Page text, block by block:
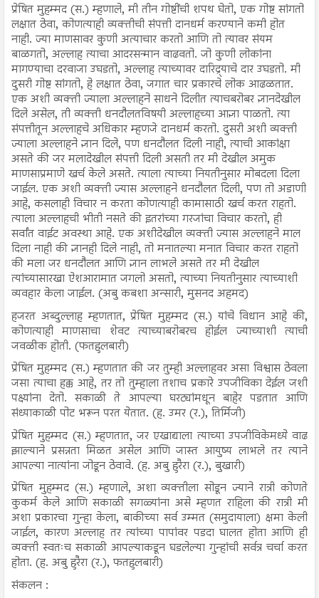
प्रेषित मुहम्मद (स.) म्हणाले, मी तीन गोष्टींची शपथ घेतो, एक गोष्ट सांगतो
लक्षात ठेवा, कोणत्याही व्यक्तीची संपत्ती दानधर्म करण्याने कमी होत
नाही. ज्या माणसावर कुणी अत्याचार करतो आणि तो त्यावर संयम
बाळगतो, अल्लाह त्याचा आदरसन्मान वाढवतो. जो कुणी लोकांना
मागण्याचा दरवाजा उघडतो, अल्लाह त्याच्यावर दारिद्र्याचे दार उघडतो. मी
दुसरी गोष्ट सांगतो, हे लक्षात ठेवा, जगात चार प्रकारचे लोक आढळतात.
एक अशी व्यक्ती ज्याला अल्लाहने साधने दिलीत त्याचबरोबर ज्ञानदेखील
दिले असेल, ती व्यक्ती धनदौलतविषयी अल्लाहच्या आज्ञा पाळतो. त्या
संपत्तीतून अल्लाहचे अधिकार म्हणजे दानधर्म करतो. दुसरी अशी व्यक्ती
ज्याला अल्लाहने ज्ञान दिले, पण धनदौलत दिली नाही, त्याची आकांक्षा
असते की जर मलादेखील संपत्ती दिली असती तर मी देखील अमुक
माणसाप्रमाणे खर्च केले असते. त्याला त्याच्या नियतीनुसार मोबदला दिला
जाईल. एक अशी व्यक्ती ज्यास अल्लाहने धनदौलत दिली, पण तो अडाणी
आहे, कसलाही विचार न करता कोणत्याही कामासाठी खर्च करत राहतो.
त्याला अल्लाहची भीती नसते की इतरांच्या गरजांचा विचार करतो, ही
सर्वांत वाईट अवस्था आहे. एक अशीदेखील व्यक्ती ज्यास अल्लाहने माल
दिला नाही की ज्ञानही दिले नाही, तो मनातल्या मनात विचार करत राहतो
की मला जर धनदौलत आणि ज्ञान लाभले असते तर मी देखील
त्यांच्यासारखा ऐशआरामात जगलो असतो, त्याच्या नियतीनुसार त्याच्याशी
व्यवहार केला जाईल. (अबु कबशा अन्सारी, मुसनद अहमद)
हजरत अब्दुल्लाह म्हणतात, प्रेषित मुहम्मद (स.) यांचे विधान आहे की,
कोणत्याही माणसाचा शेवट त्याच्याबरोबरच होईल ज्याच्याशी त्याची
जवळीक होती. (फतहुलबारी)
प्रेषित मुहम्मद (स.) म्हणतात की जर तुम्ही अल्लाहवर असा विश्वास ठेवला
जसा त्याचा हक्क आहे, तर तो तुम्हाला तशाच प्रकारे उपजीविका देईल जशी
पक्ष्यांना देतो. सकाळी ते आपल्या घरट्यांमधून बाहेर पडतात आणि
संध्याकाळी पोट भरून परत येतात. (ह. उमर (र.), तिर्मिजी)
प्रेषित मुहम्मद (स.) म्हणतात, जर एखाद्याला त्याच्या उपजीविकेमध्ये वाढ
झाल्याने प्रसन्नता मिळत असेल आणि जास्त आयुष्य लाभले तर त्याने
आपल्या नात्यांना जोडून ठेवावे. (ह. अबु हुरैरा (र.), बुखारी)
प्रेषित मुहम्मद (स.) म्हणाले, अशा व्यक्तीला सोडून ज्याने रात्री कोणते
कुकर्म केले आणि सकाळी सगळ्यांना असे म्हणत राहिला की रात्री मी
अशा प्रकारचा गुन्हा केला, बाकीच्या सर्व उम्मत (समुदायाला) क्षमा केली
जाईल, कारण अल्लाह तर त्यांच्या पापांवर पडदा घालत होता आणि ही
व्यक्ती स्वतःच सकाळी आपल्याकडून घडलेल्या गुन्हांची सर्वत्र चर्चा करत
होता. (ह. अबु हुरैरा (र.), फतहुलबारी)
संकलन :